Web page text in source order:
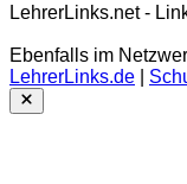
LehrerLinks.net -
Ebenfalls im
LehrerLinks.de
Close